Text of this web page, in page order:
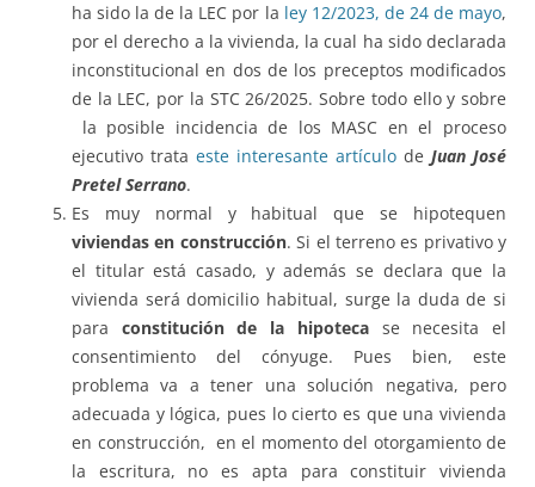
ha sido la de la LEC por la ley 12/2023, de 24 de mayo,
por el derecho a la vivienda, la cual ha sido declarada
inconstitucional en dos de los preceptos modificados
de la LEC, por la STC 26/2025. Sobre todo ello y sobre
la posible incidencia de los MASC en el proceso
ejecutivo trata este interesante artículo de Juan José
Pretel Serrano.
Es muy normal y habitual que se hipotequen
viviendas en construcción. Si el terreno es privativo y
el titular está casado, y además se declara que la
vivienda será domicilio habitual, surge la duda de si
para constitución de la hipotecase necesita el
consentimiento del cónyuge. Pues bien, este
problema va a tener una solución negativa, pero
adecuada y lógica, pues lo cierto es que una vivienda
en construcción, en el momento del otorgamiento de
la escritura, no es apta para constituir vivienda